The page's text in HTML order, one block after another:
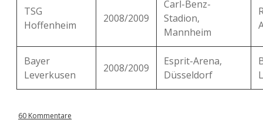
TSG
Hoffenheim
2008/2009
Carl-Benz-
Stadion,
Mannheim
Bayer
Leverkusen
2008/2009
Esprit-Arena,
Düsseldorf
60 Kommentare